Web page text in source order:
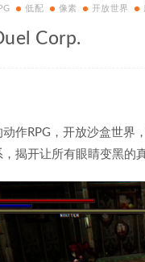
低配 像素 开放世界
Corp.
作RPG，开放沙盒世界
揭开让所有眼睛变黑的真